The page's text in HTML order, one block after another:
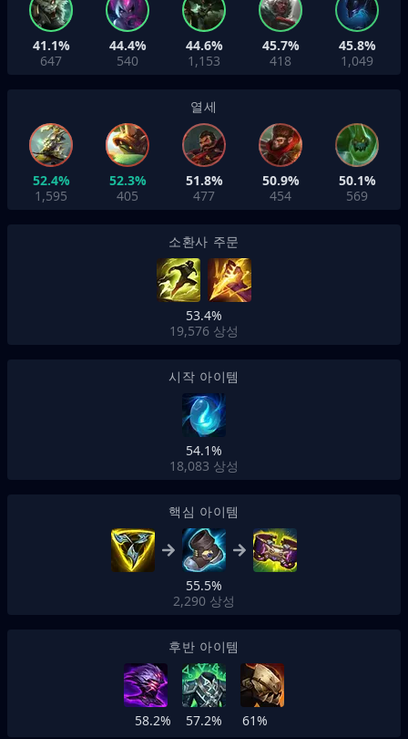
41.1%
647
44.4%
540
44.6%
1,153
45.7%
418
45.8%
1,049
열세
52.4%
1,595
52.3%
405
51.8%
477
50.9%
454
50.1%
569
소환사 주문
53.4%
19,576 상성
시작 아이템
54.1%
18,083 상성
핵심 아이템
55.5%
2,290 상성
후반 아이템
58.2% 57.2% 61%